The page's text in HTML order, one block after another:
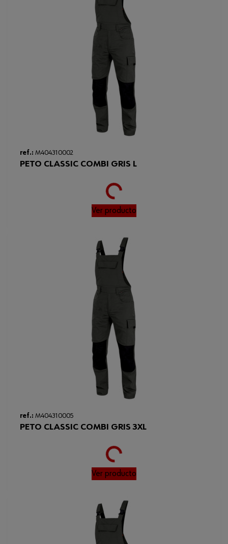
ref.: M404310002
PETO CLASSIC COMBI GRIS L
Loading...
Ver producto
ref.: M404310005
PETO CLASSIC COMBI GRIS 3XL
Loading...
Ver producto